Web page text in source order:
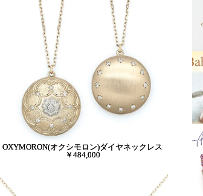
OXYMORON(オクシモロン)ダイヤネックレス
￥484,000